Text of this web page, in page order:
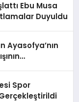
Ebu Musa
Duyuldu
Ayasofya’nın
Spor